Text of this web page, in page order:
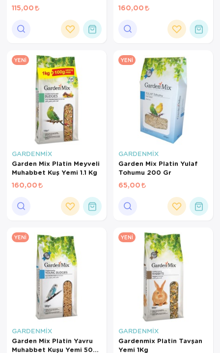
115,00 160,00
YENI
GARDENMİX
Garden Mix Platin Meyveli
Muhabbet Kuş Yemi 1.1 Kg
160,00
YENI
GARDENMİX
Garden Mix Platin Yulaf
Tohumu 200 Gr
65,00
YENI
GARDENMİX
Garden Mix Platin Yavru
Muhabbet Kuşu Yemi 500
YENI
GARDENMİX
Gardenmix Platin Tavşan
Yemi 1Kg